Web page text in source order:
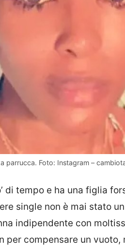
parrucca. Foto: Instagram –
di tempo e ha una figlia
single non è mai stato
indipendente con
per compensare un